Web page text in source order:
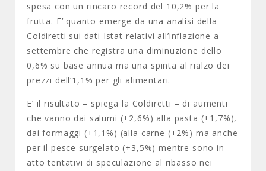
spesa con un rincaro record del 10,2% per la
frutta. E’ quanto emerge da una analisi della
Coldiretti sui dati Istat relativi all’inflazione a
settembre che registra una diminuzione dello
0,6% su base annua ma una spinta al rialzo dei
prezzi dell’1,1% per gli alimentari.
E’ il risultato – spiega la Coldiretti – di aumenti
che vanno dai salumi (+2,6%) alla pasta (+1,7%),
dai formaggi (+1,1%) (alla carne (+2%) ma anche
per il pesce surgelato (+3,5%) mentre sono in
atto tentativi di speculazione al ribasso nei